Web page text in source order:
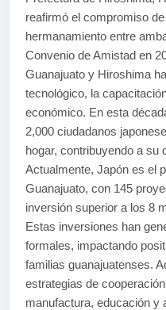
reafirmó el compromiso
hermanamiento entre
Convenio de Amistad en
Guanajuato y Hiroshima
tecnológico, la
económico. En esta
2,000 ciudadanos
hogar, contribuyendo a su
Actualmente, Japón es el
Guanajuato, con 145
inversión superior a los 8
Estas inversiones han
formales, impactando
familias guanajuatenses.
estrategias de
manufactura, educación y